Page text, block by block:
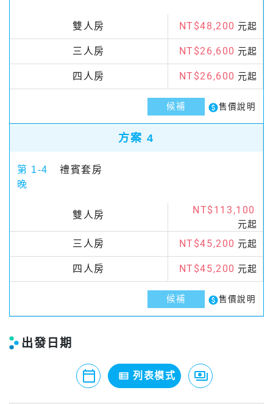
出發日期
calendar_today
月曆模式
view_list
列表模式 payments
價格模式
雙人房 NT$48,200 元起
三人房 NT$26,600 元起
四人房 NT$26,600 元起
候補 paid售價說明
方案 4
第 1-4
晚
禮賓套房
雙人房 NT$113,100
元起
三人房
NT$45,200 元起
四人房 NT$45,200 元起
候補 paid售價說明